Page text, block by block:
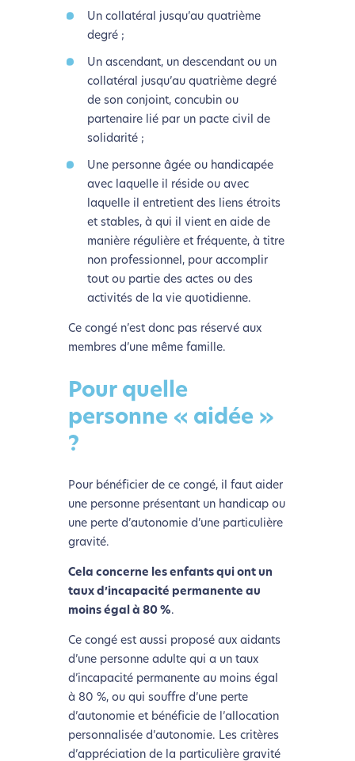
Un collatéral jusqu’au quatrième
degré ;
Un ascendant, un descendant ou un
collatéral jusqu’au quatrième degré
de son conjoint, concubin ou
partenaire lié par un pacte civil de
solidarité ;
Une personne âgée ou handicapée
avec laquelle il réside ou avec
laquelle il entretient des liens étroits
et stables, à qui il vient en aide de
manière régulière et fréquente, à titre
non professionnel, pour accomplir
tout ou partie des actes ou des
activités de la vie quotidienne.
Ce congé n’est donc pas réservé aux
membres d’une même famille.
Pour quelle
personne « aidée »
?
Pour bénéficier de ce congé, il faut aider
une personne présentant un handicap ou
une perte d’autonomie d’une particulière
gravité.
Cela concerne les enfants qui ont un
taux d’incapacité permanente au
moins égal à 80 %.
Ce congé est aussi proposé aux aidants
d’une personne adulte qui a un taux
d’incapacité permanente au moins égal
à 80 %, ou qui souffre d’une perte
d’autonomie et bénéficie de l’allocation
personnalisée d’autonomie. Les critères
d’appréciation de la particulière gravité